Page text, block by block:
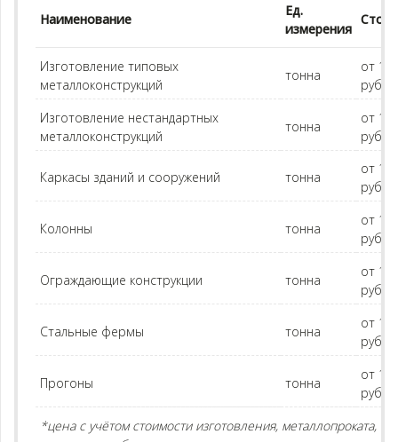
Наименование
Ед.
измерения
Изготовление типовых
металлоконструкций
тонна
от
руб.
Изготовление нестандартных
металлоконструкций
тонна
от
руб.
Каркасы зданий и сооружений тонна
от
руб.
Колонны тонна
от
руб.
Ограждающие конструкции тонна
от
руб.
Стальные фермы тонна
от
руб.
Прогоны тонна
от
руб.
*цена с учётом стоимости изготовления, металлопроката,